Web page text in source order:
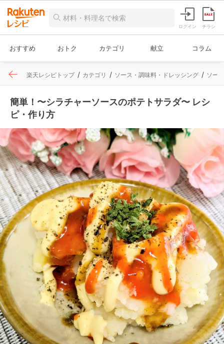
ログイン チラシ
おすすめ おトク カテゴリ 献立 コラム
楽天レシピトップ カテゴリ ソース・調味料・ドレッシング ソース
簡単！〜シラチャーソースのポテトサラダ〜 レシ
ピ・作り方